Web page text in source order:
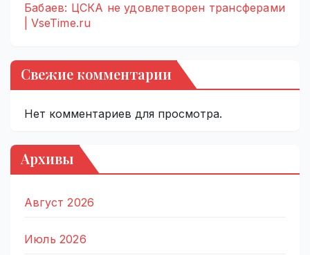
Бабаев: ЦСКА не удовлетворен трансферами
| VseTime.ru
Свежие комментарии
Нет комментариев для просмотра.
Архивы
Август 2026
Июль 2026